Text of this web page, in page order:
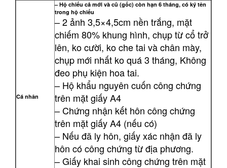
Cá nhân
– Hộ chiếu cả mới và cũ (gốc) còn hạn 6 tháng, có ký tên
trong hộ chiếu
– 2 ảnh 3,5×4,5cm nền trắng, mặt
chiếm 80% khung hình, chụp từ cổ trở
lên, ko cười, ko che tai và chân mày,
chụp mới nhất ko quá 3 tháng, Không
đeo phụ kiện hoa tai.
– Hộ khẩu nguyên cuốn công chứng
trên mặt giấy A4
– Chứng nhận kết hôn công chứng
trên mặt giấy A4 (nếu có)
– Nếu đã ly hôn, giấy xác nhận đã ly
hôn có công chứng từ địa phương.
– Giấy khai sinh công chứng trên mặt